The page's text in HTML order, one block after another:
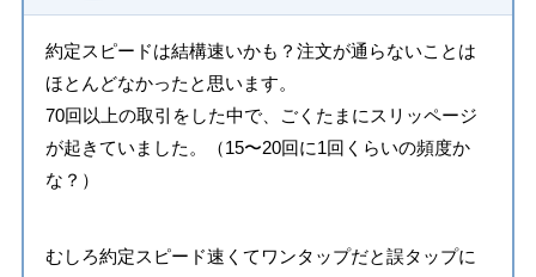
約定スピードは結構速いかも？注文が通らないことは
ほとんどなかったと思います。
70回以上の取引をした中で、ごくたまにスリッページ
が起きていました。（15〜20回に1回くらいの頻度か
な？）
むしろ約定スピード速くてワンタップだと誤タップに